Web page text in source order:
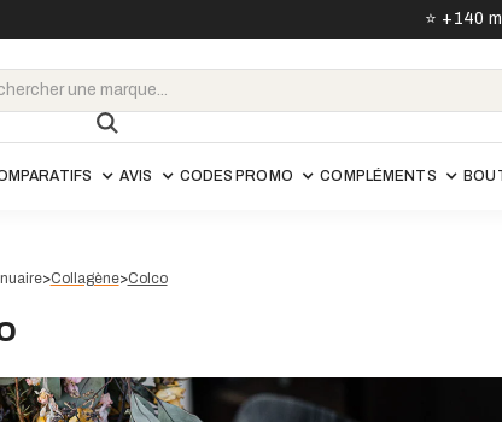
⭐️ +140
AVIS CODES PROMO COMPLÉMENTS
>Collagène>Colco